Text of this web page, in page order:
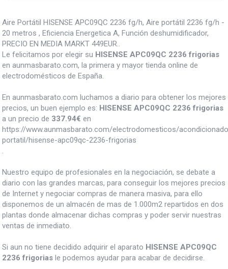
Aire Portátil HISENSE APC09QC 2236 fg/h, Aire portátil 2236 fg/h -
20 metros , Eficiencia Energetica A, Función deshumidificador,
PRECIO EN MEDIA MARKT 449EUR..
Le felicitamos por elegir su HISENSE APC09QC 2236 frigorias
en aunmasbarato.com, la primera y mayor tienda online de
electrodomésticos de España.
En aunmasbarato.com luchamos a diario para obtener los mejores
precios, un buen ejemplo es: HISENSE APC09QC 2236 frigorias
a un precio de 337.94€ en
https://www.aunmasbarato.com/electrodomesticos/
portatil/hisense-apc09qc-2236-frigorias
.
Nuestro equipo de profesionales en la negociación, se debate a
diario con las grandes marcas, para conseguir los mejores precios
de Internet y negociar compras de manera masiva, para ello
disponemos de un almacén de mas de 1.000m2 repartidos en dos
plantas donde almacenar dichas compras y poder servir nuestras
ventas de inmediato.
Si aun no tiene decidido adquirir el aparato HISENSE APC09QC
2236 frigorias le podemos ayudar para acabar de decidirse.